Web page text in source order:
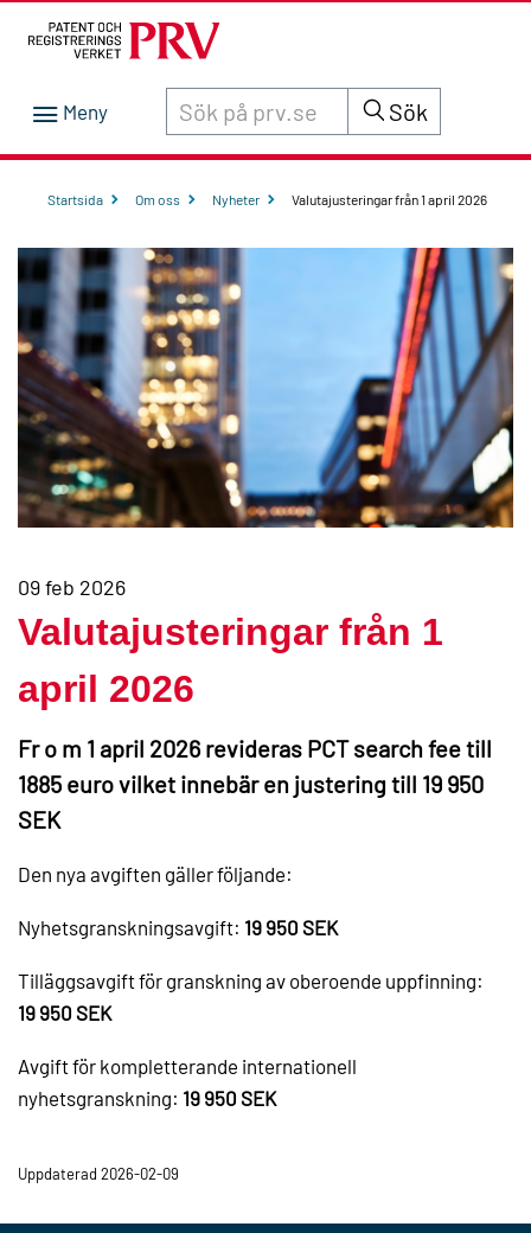
Sök innehåll på siten prv.se Sök
Startsida Om oss Nyheter Valutajusteringar från 1 april 2026
09 feb 2026
Valutajusteringar från 1
april 2026
Fr o m 1 april 2026 revideras PCT search fee till
1885 euro vilket innebär en justering till 19 950
SEK
Den nya avgiften gäller följande:
Nyhetsgranskningsavgift: 19 950 SEK
Tilläggsavgift för granskning av oberoende uppfinning:
19 950 SEK
Avgift för kompletterande internationell
nyhetsgranskning: 19 950 SEK
Uppdaterad 2026-02-09